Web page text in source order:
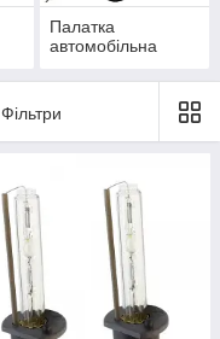
Палатка
автомобільна
Фільтри